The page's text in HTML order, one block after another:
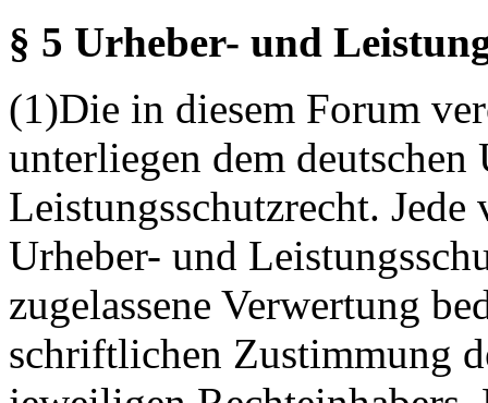
§ 5 Urheber- und
(1)Die in diesem Forum
unterliegen dem deutschen
Leistungsschutzrecht. Jede
Urheber- und
zugelassene Verwertung
schriftlichen Zustimmung